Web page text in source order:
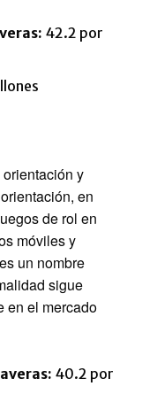
42.2 por
y
en
de rol en
móviles y
un nombre
sigue
en el mercado
40.2 por